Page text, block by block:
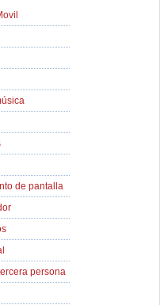
de pantalla
persona